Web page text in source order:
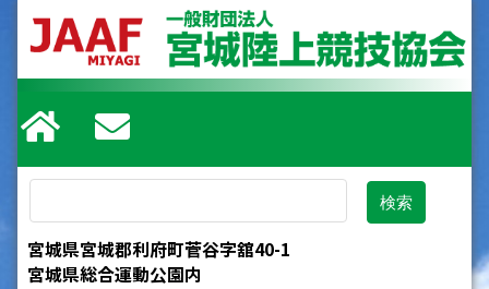
宮城県宮城郡利府町菅谷字舘40-1
宮城県総合運動公園内